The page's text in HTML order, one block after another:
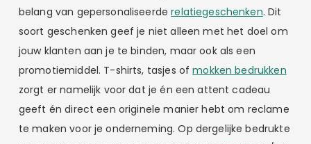
belang van gepersonaliseerderelatiegeschenken. Dit
soort geschenken geef je niet alleen met het doel om
jouw klanten aan je te binden, maar ook als een
promotiemiddel. T-shirts, tasjes ofmokken bedrukken
zorgt er namelijk voor dat je én een attent cadeau
geeft én direct een originele manier hebt om reclame
te maken voor je onderneming. Op dergelijke bedrukte